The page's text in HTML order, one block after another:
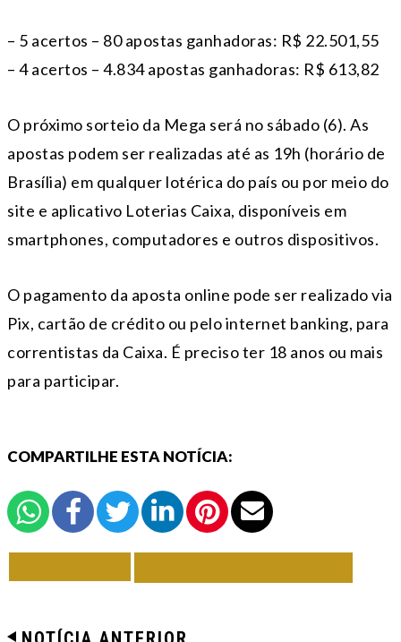
– 5 acertos – 80 apostas ganhadoras: R$ 22.501,55
– 4 acertos – 4.834 apostas ganhadoras: R$ 613,82
O próximo sorteio da Mega será no sábado (6). As
apostas podem ser realizadas até as 19h (horário de
Brasília) em qualquer lotérica do país ou por meio do
site e aplicativo Loterias Caixa, disponíveis em
smartphones, computadores e outros dispositivos.
O pagamento da aposta online pode ser realizado via
Pix, cartão de crédito ou pelo internet banking, para
correntistas da Caixa. É preciso ter 18 anos ou mais
para participar.
COMPARTILHE ESTA NOTÍCIA: